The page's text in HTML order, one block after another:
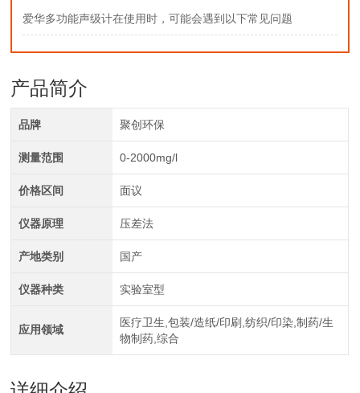
爱华多功能声级计在使用时，可能会遇到以下常见问题
产品简介
品牌 聚创环保
测量范围 0-2000mg/l
价格区间 面议
仪器原理 压差法
产地类别 国产
仪器种类 实验室型
应用领域
医疗卫生,包装/造纸/印刷,纺织/印染,制药/生
物制药,综合